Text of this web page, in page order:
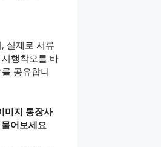
실제로 서류
행착오를 바
공유합니
미지 통장사
어보세요